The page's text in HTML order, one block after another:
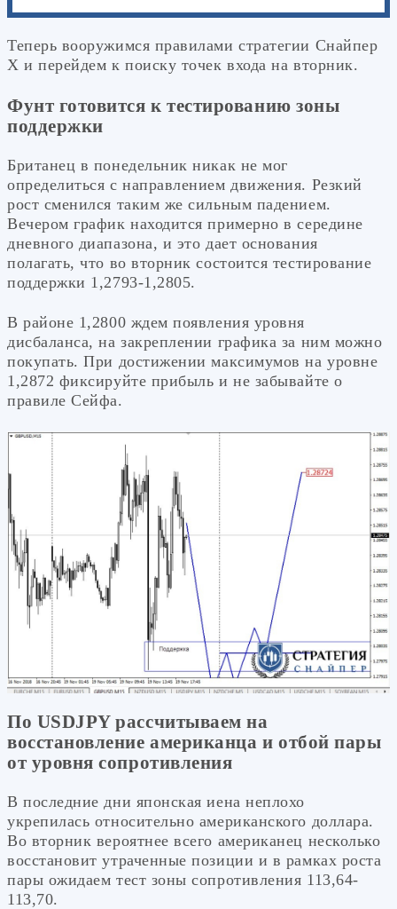
Теперь вооружимся правилами стратегии Снайпер
Х и перейдем к поиску точек входа на вторник.
Фунт готовится к тестированию зоны
поддержки
Британец в понедельник никак не мог
определиться с направлением движения. Резкий
рост сменился таким же сильным падением.
Вечером график находится примерно в середине
дневного диапазона, и это дает основания
полагать, что во вторник состоится тестирование
поддержки 1,2793-1,2805.
В районе 1,2800 ждем появления уровня
дисбаланса, на закреплении графика за ним можно
покупать. При достижении максимумов на уровне
1,2872 фиксируйте прибыль и не забывайте о
правиле Сейфа.
По USDJPY рассчитываем на
восстановление американца и отбой пары
от уровня сопротивления
В последние дни японская иена неплохо
укрепилась относительно американского доллара.
Во вторник вероятнее всего американец несколько
восстановит утраченные позиции и в рамках роста
пары ожидаем тест зоны сопротивления 113,64-
113,70.